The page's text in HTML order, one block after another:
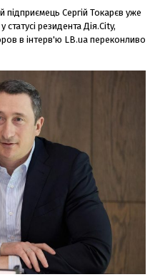
підприємець Сергій Токарєв уже
статусі резидента Дія.City,
в інтерв'ю LB.ua переконливо